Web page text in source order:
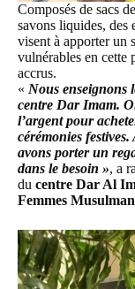
Composés de sacs
savons liquides, des
visent à apporter un
vulnérables en cette
accrus.
« Nous enseignons
centre Dar Imam.
l’argent pour
cérémonies
avons porter un
dans le besoin », a
du centre Dar Al
Femmes